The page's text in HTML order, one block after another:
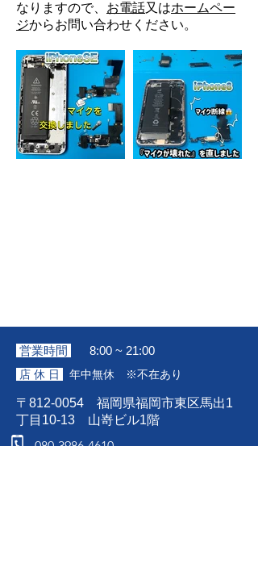
なりますので、 お電話又はホームペー
ジからお問い合わせください。
営業時間 8:00 ~ 21:00
店 休 日 年中無休 ※不在あり
〒812-0054 福岡県福岡市東区馬出1
丁目10-13 山嵜ビル1階
080-3986-4610